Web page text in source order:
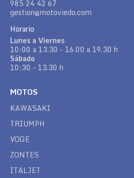
985 24 42 67
gestion@motoviedo.com
Horario
Lunes a Viernes
10:00 a 13.30 - 16.00 a 19.30 h
Sábado
10:30 - 13.30 h
MOTOS
KAWASAKI
TRIUMPH
VOGE
ZONTES
ITALJET